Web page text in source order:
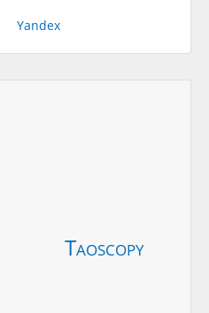
Yandex
Taoscopy